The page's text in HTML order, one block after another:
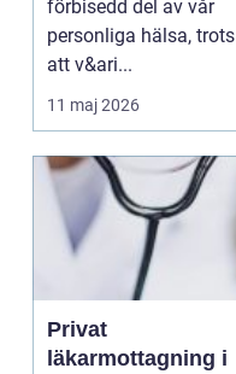
förbisedd del av vår
personliga hälsa, trots
att v&ari...
11 maj 2026
Privat
läkarmottagning i